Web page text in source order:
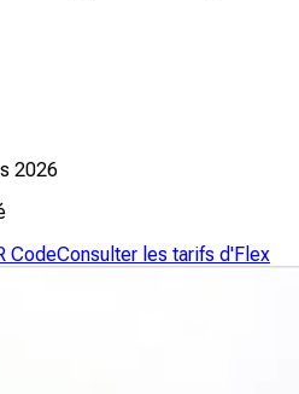
2026
CodeConsulter les tarifs d'Flex